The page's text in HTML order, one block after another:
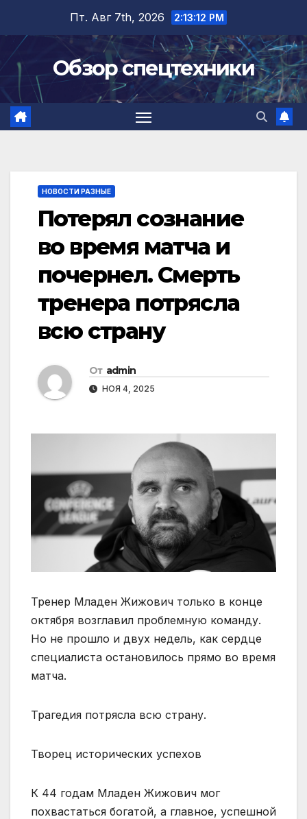
содержимому
Пт. Авг 7th, 2026 2:13:13 PM
Обзор спецтехники
НОВОСТИ РАЗНЫЕ
Потерял сознание
во время матча и
почернел. Смерть
тренера потрясла
всю страну
От admin
НОЯ 4, 2025
Тренер Младен Жижович только в конце
октября возглавил проблемную команду.
Но не прошло и двух недель, как сердце
специалиста остановилось прямо во время
матча.
Трагедия потрясла всю страну.
Творец исторических успехов
К 44 годам Младен Жижович мог
похвастаться богатой, а главное, успешной